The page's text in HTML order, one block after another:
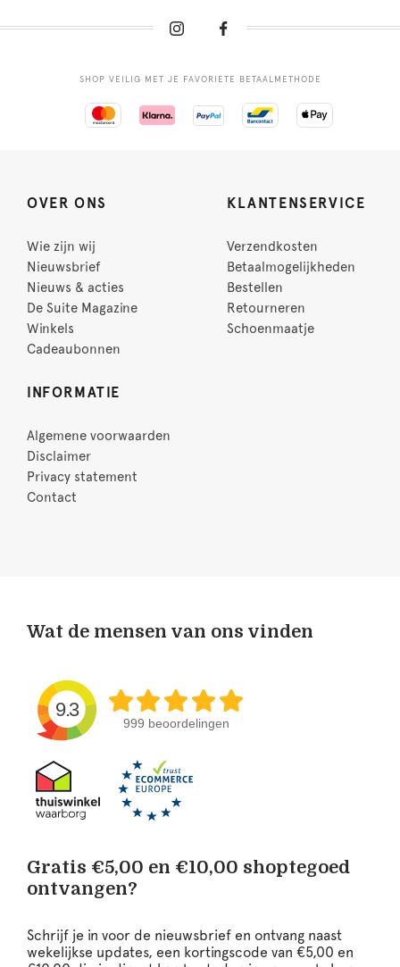
SHOP VEILIG MET JE FAVORIETE BETAALMETHODE
OVER ONS
Wie zijn wij
Nieuwsbrief
Nieuws & acties
De Suite Magazine
Winkels
Cadeaubonnen
KLANTENSERVICE
Verzendkosten
Betaalmogelijkheden
Bestellen
Retourneren
Schoenmaatje
INFORMATIE
Algemene voorwaarden
Disclaimer
Privacy statement
Contact
Wat de mensen van ons vinden
9.3
999 beoordelingen
Gratis €5,00 en €10,00 shoptegoed
ontvangen?
Schrijf je in voor de nieuwsbrief en ontvang naast
wekelijkse updates, een kortingscode van €5,00 en